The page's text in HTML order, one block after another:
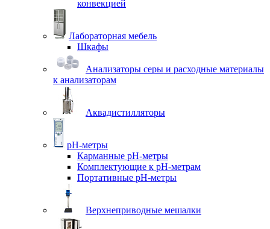
конвекцией
Лабораторная мебель
Шкафы
Анализаторы серы и расходные материалы
к анализаторам
Аквадистилляторы
pH-метры
Карманные pH-метры
Комплектующие к pH-метрам
Портативные pH-метры
Верхнеприводные мешалки